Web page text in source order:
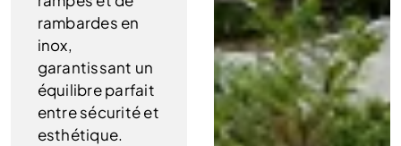
rambardes en
inox,
garantissant un
équilibre parfait
entre sécurité et
esthétique.